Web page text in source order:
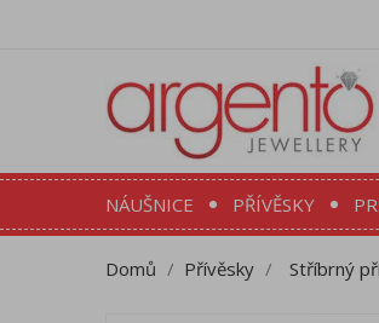
NÁUŠNICE PŘÍVĚSKY
Domů Přívěsky Stříbrný